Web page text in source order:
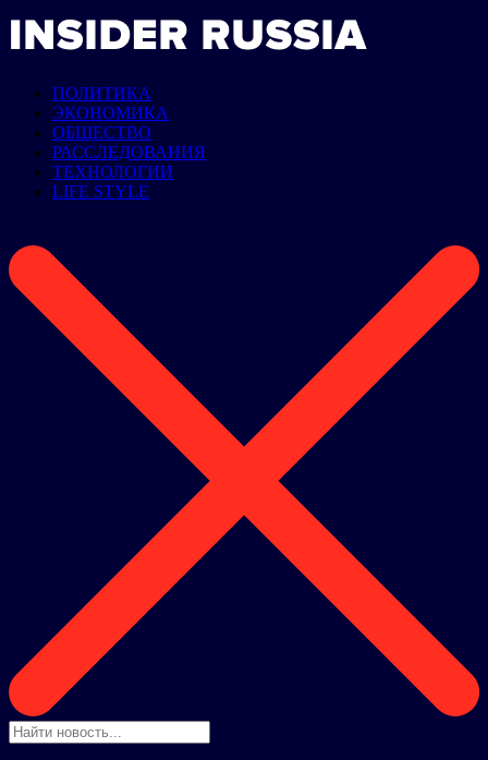
ПОЛИТИКА
ЭКОНОМИКА
ОБЩЕСТВО
РАССЛЕДОВАНИЯ
ТЕХНОЛОГИИ
LIFE STYLE